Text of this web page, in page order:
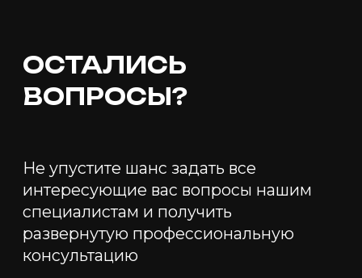
ОСТАЛИСЬ
ВОПРОСЫ?
Не упустите шанс задать все
интересующие вас вопросы нашим
специалистам и получить
развернутую профессиональную
консультацию